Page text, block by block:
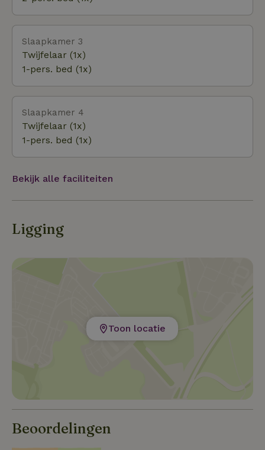
kun je hier genieten van de sneeuw, mede door de
nieuwe geavanceerde sneeuwkanonnen.
Slaapkamer 3
Twijfelaar (1x)
1-pers. bed (1x)
Slaapkamer 4
Twijfelaar (1x)
1-pers. bed (1x)
Bekijk alle faciliteiten
Ligging
Toon locatie
Beoordelingen